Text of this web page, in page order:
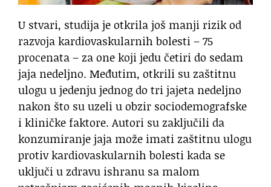
U stvari, studija je otkrila još manji rizik od
razvoja kardiovaskularnih bolesti – 75
procenata – za one koji jedu četiri do sedam
jaja nedeljno. Međutim, otkrili su zaštitnu
ulogu u jedenju jednog do tri jajeta nedeljno
nakon što su uzeli u obzir sociodemografske
i kliničke faktore. Autori su zaključili da
konzumiranje jaja može imati zaštitnu ulogu
protiv kardiovaskularnih bolesti kada se
uključi u zdravu ishranu sa malom